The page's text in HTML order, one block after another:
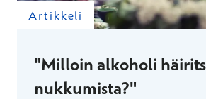
Artikkeli
"Milloin alkoholi
nukkumista?"